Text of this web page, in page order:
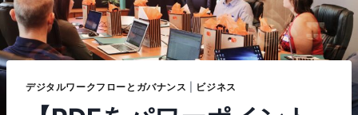
デジタルワークフローとガバナンス ビジネス